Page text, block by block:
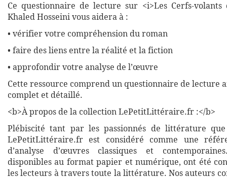
Ce questionnaire de lecture sur <i>Les Cerfs-volants
Khaled Hosseini vous aidera à :
• vérifier votre compréhension du roman
• faire des liens entre la réalité et la fiction
• approfondir votre analyse de l’œuvre
Cette ressource comprend un questionnaire de lecture
complet et détaillé.
<b>À propos de la collection LePetitLittéraire.fr :</b>
Plébiscité tant par les passionnés de littérature
LePetitLittéraire.fr est considéré comme une
d’analyse d’œuvres classiques et
disponibles au format papier et numérique, ont été
les lecteurs à travers toute la littérature. Nos auteurs